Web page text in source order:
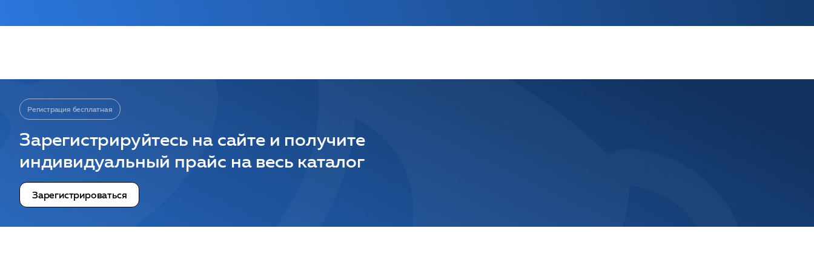
Регистрация бесплатная
Зарегистрируйтесь на сайте и получите
индивидуальный прайс на весь каталог
Зарегистрироваться